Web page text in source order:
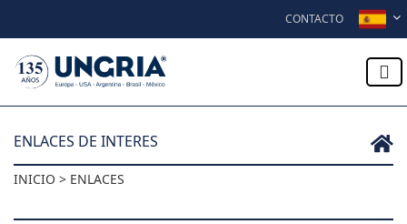
CONTACTO
ENLACES DE INTERES
INICIO > ENLACES